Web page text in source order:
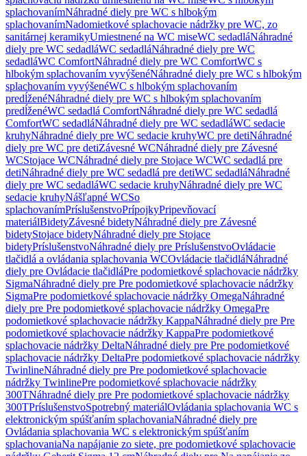
splachovanímNáhradné diely pre WC s hlbokým
splachovanímNadomietkové splachovacie nádržky pre WC, zo
sanitárnej keramikyUmiestnené na WC miseWC sedadláNáhradné
diely pre WC sedadláWC sedadláNáhradné diely pre WC
sedadláWC ComfortNáhradné diely pre WC ComfortWC s
hlbokým splachovaním vyvýšenéNáhradné diely pre WC s hlbokým
splachovaním vyvýšenéWC s hlbokým splachovaním
predĺženéNáhradné diely pre WC s hlbokým splachovaním
predĺženéWC sedadlá ComfortNáhradné diely pre WC sedadlá
ComfortWC sedadláNáhradné diely pre WC sedadláWC sedacie
kruhyNáhradné diely pre WC sedacie kruhyWC pre detiNáhradné
diely pre WC pre detiZávesné WCNáhradné diely pre Závesné
WCStojace WCNáhradné diely pre Stojace WCWC sedadlá pre
detiNáhradné diely pre WC sedadlá pre detiWC sedadláNáhradné
diely pre WC sedadláWC sedacie kruhyNáhradné diely pre WC
sedacie kruhyNášľapné WCSo
splachovanímPríslušenstvoPrípojkyPripevňovací
materiálBidetyZávesné bidetyNáhradné diely pre Závesné
bidetyStojace bidetyNáhradné diely pre Stojace
bidetyPríslušenstvoNáhradné diely pre PríslušenstvoOvládacie
tlačidlá a ovládania splachovania WCOvládacie tlačidláNáhradné
diely pre Ovládacie tlačidláPre podomietkové splachovacie nádržky
SigmaNáhradné diely pre Pre podomietkové splachovacie nádržky
SigmaPre podomietkové splachovacie nádržky OmegaNáhradné
diely pre Pre podomietkové splachovacie nádržky OmegaPre
podomietkové splachovacie nádržky KappaNáhradné diely pre Pre
podomietkové splachovacie nádržky KappaPre podomietkové
splachovacie nádržky DeltaNáhradné diely pre Pre podomietkové
splachovacie nádržky DeltaPre podomietkové splachovacie nádržky
TwinlineNáhradné diely pre Pre podomietkové splachovacie
nádržky TwinlinePre podomietkové splachovacie nádržky
300TNáhradné diely pre Pre podomietkové splachovacie nádržky
300TPríslušenstvoSpotrebný materiálOvládania splachovania WC s
elektronickým spúšťaním splachovaniaNáhradné diely pre
Ovládania splachovania WC s elektronickým spúšťaním
splachovaniaNa napájanie zo siete, pre podomietkové splachovacie